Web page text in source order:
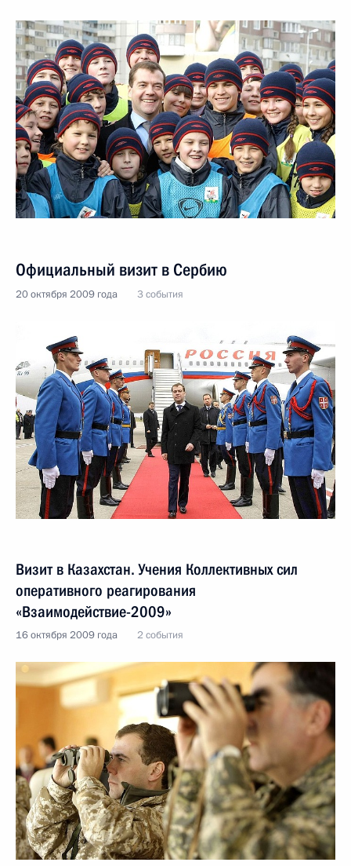
Официальный визит в Сербию
20 октября 2009 года 3 события
Визит в Казахстан. Учения Коллективных сил
оперативного реагирования
«Взаимодействие-2009»
16 октября 2009 года 2 события